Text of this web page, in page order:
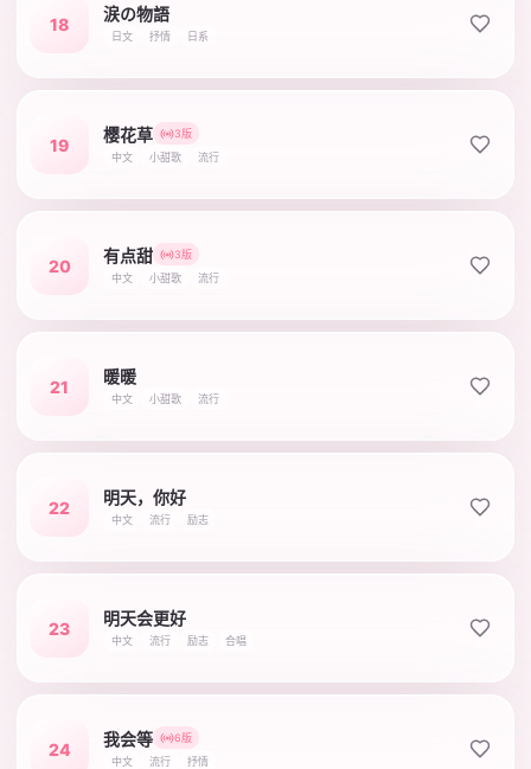
18
涙の物語
日文 抒情 日系
19
樱花草
3版
中文
小甜歌 流行
20
有点甜
3版
中文
小甜歌 流行
21
暖暖
中文 小甜歌 流行
22
明天，你好
中文 流行 励志
23
明天会更好
中文 流行 励志 合唱
24
我会等
6版
中文
流行 抒情